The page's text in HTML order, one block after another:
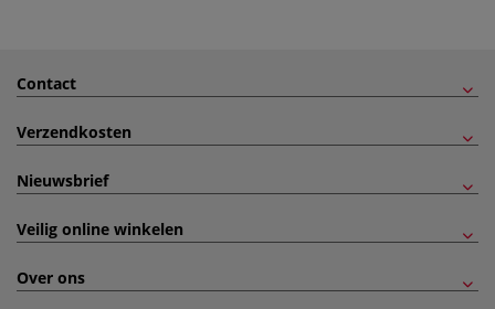
Contact
Verzendkosten
Nieuwsbrief
Veilig online winkelen
Over ons